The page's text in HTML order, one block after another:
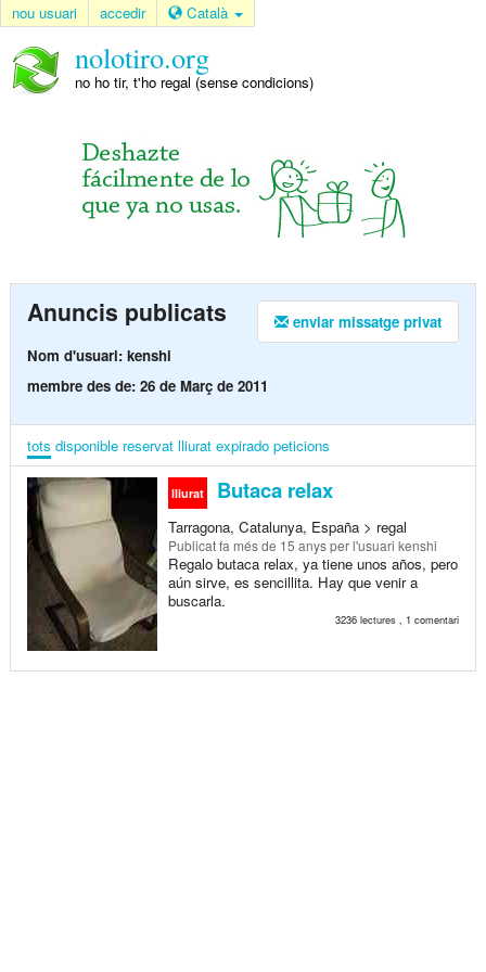
nou usuari accedir Català
nolotiro.org
no ho tir, t'ho regal (sense condicions)
enviar missatge privat
Anuncis publicats
Nom d'usuari: kenshi
membre des de: 26 de Març de 2011
tots disponible reservat lliurat expirado peticions
lliurat Butaca relax
Tarragona, Catalunya, España > regal
Publicatfa més de 15 anysper l'usuari kenshi
Regalo butaca relax, ya tiene unos años, pero
aún sirve, es sencillita. Hay que venir a
buscarla.
3236 lectures , 1 comentari